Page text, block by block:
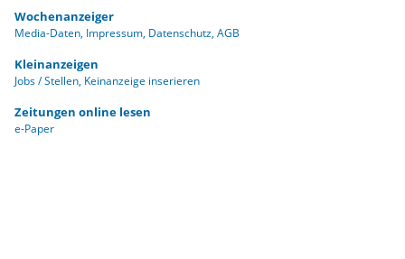
Wochenanzeiger
Media-Daten Impressum Datenschutz AGB
Kleinanzeigen
Jobs / Stellen Keinanzeige inserieren
Zeitungen online lesen
e-Paper